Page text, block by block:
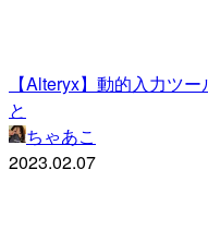
【Alteryx】動的入力ツ
と
ちゃあこ
2023.02.07